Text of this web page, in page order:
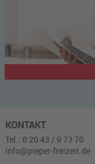
KONTAKT
Tel.: 0 20 43 / 9 73 70
info@pieper-freizeit.de